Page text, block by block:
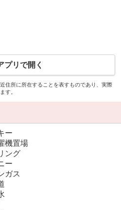
プリで開く
住所に所在することを表すものであり、実際
す。
ー
機置場
ング
ー
ガス